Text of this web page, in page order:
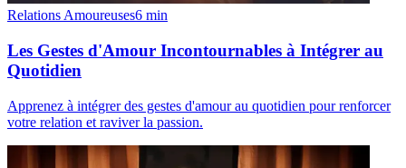
Relations Amoureuses6 min
Les Gestes d'Amour Incontournables à Intégrer au
Quotidien
Apprenez à intégrer des gestes d'amour au quotidien pour renforcer
votre relation et raviver la passion.